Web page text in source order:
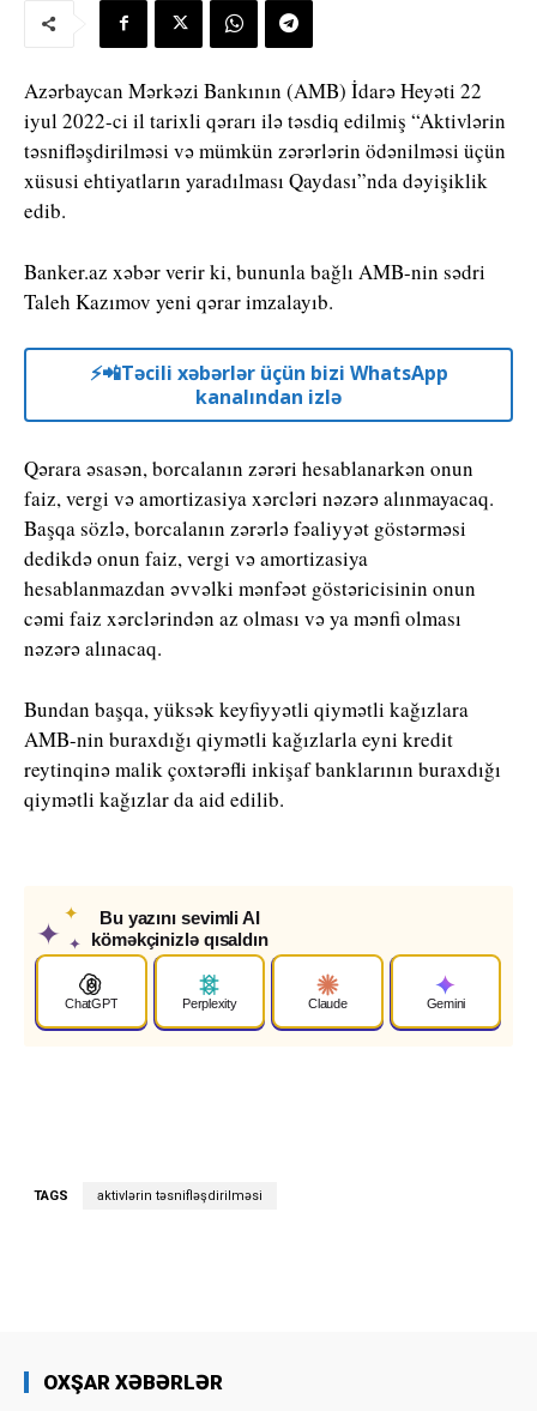
Azərbaycan Mərkəzi Bankının (AMB) İdarə Heyəti 22
iyul 2022-ci il tarixli qərarı ilə təsdiq edilmiş “Aktivlərin
təsnifləşdirilməsi və mümkün zərərlərin ödənilməsi üçün
xüsusi ehtiyatların yaradılması Qaydası”nda dəyişiklik
edib.
Banker.az xəbər verir ki, bununla bağlı AMB-nin sədri
Taleh Kazımov yeni qərar imzalayıb.
⚡️📲Təcili xəbərlər üçün bizi WhatsApp
kanalından izlə
Qərara əsasən, borcalanın zərəri hesablanarkən onun
faiz, vergi və amortizasiya xərcləri nəzərə alınmayacaq.
Başqa sözlə, borcalanın zərərlə fəaliyyət göstərməsi
dedikdə onun faiz, vergi və amortizasiya
hesablanmazdan əvvəlki mənfəət göstəricisinin onun
cəmi faiz xərclərindən az olması və ya mənfi olması
nəzərə alınacaq.
Bundan başqa, yüksək keyfiyyətli qiymətli kağızlara
AMB-nin buraxdığı qiymətli kağızlarla eyni kredit
reytinqinə malik çoxtərəfli inkişaf banklarının buraxdığı
qiymətli kağızlar da aid edilib.
✦
✦
✦
Bu yazını sevimli AI
köməkçinizlə qısaldın
ChatGPT Perplexity Claude Gemini
TAGS aktivlərin təsnifləşdirilməsi
OXŞAR XƏBƏRLƏR